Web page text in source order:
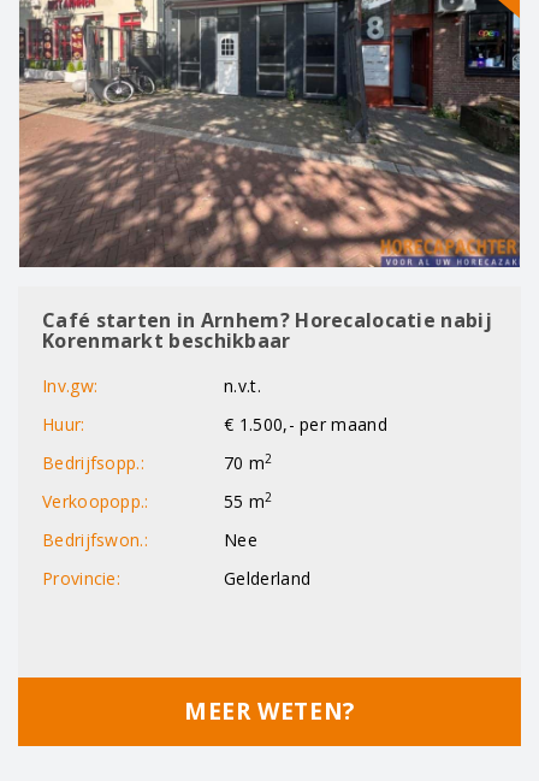
Café starten in Arnhem? Horecalocatie nabij
Korenmarkt beschikbaar
Inv.gw:
n.v.t.
Huur:
€ 1.500,- per maand
Bedrijfsopp.:
70 m2
Verkoopopp.: 55 m2
Bedrijfswon.:
Nee
Provincie:
Gelderland
MEER WETEN?